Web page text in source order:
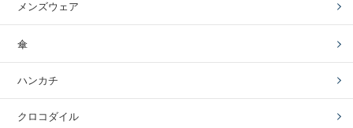
メンズウェア
傘
ハンカチ
クロコダイル